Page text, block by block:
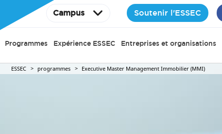
Campus Soutenir l'ESSEC
Programmes Expérience ESSEC Entreprises et organisations
ESSEC programmes Executive Master Management Immobilier (MMI)